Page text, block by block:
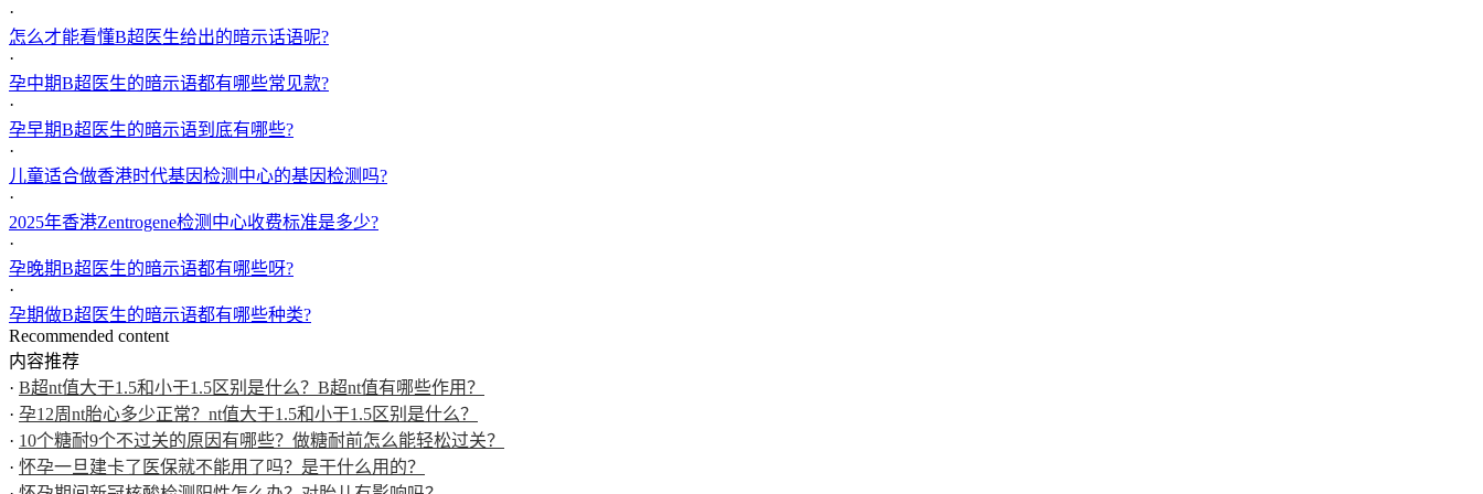
·
怎么才能看懂B超医生给出的暗示话语呢?
·
孕中期B超医生的暗示语都有哪些常见款?
·
孕早期B超医生的暗示语到底有哪些?
·
儿童适合做香港时代基因检测中心的基因检测吗?
·
2025年香港Zentrogene检测中心收费标准是多少?
·
孕晚期B超医生的暗示语都有哪些呀?
·
孕期做B超医生的暗示语都有哪些种类?
Recommended content
内容推荐
· B超nt值大于1.5和小于1.5区别是什么？B超nt值有哪些作用？
· 孕12周nt胎心多少正常？nt值大于1.5和小于1.5区别是什么？
· 10个糖耐9个不过关的原因有哪些？做糖耐前怎么能轻松过关？
· 怀孕一旦建卡了医保就不能用了吗？是干什么用的？